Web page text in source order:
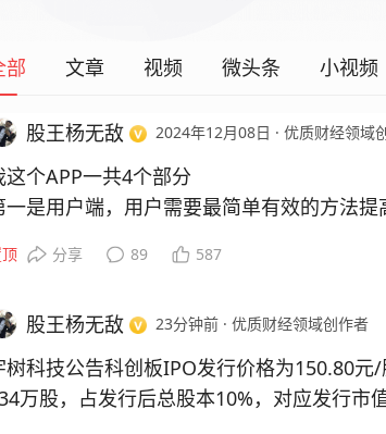
部 文章 视频 微头条 小视频
股王杨无敌 2024年12月08日 · 优质财经领域
这个APP一共4个部分
一是用户端，用户需要最简单有效的方法提
三是技术端，也就是APP的前端和后端的维护
某宝和某东举例，三种商业：C2C、B2C、多
需要融资2000万人民币，几句话就能讲完
计划书。生命本身是没有任何意义的，APP
分享 89 587
股王杨无敌 23分钟前 · 优质财经领域创作者
树科技公告科创板IPO发行价格为150.80元
万股，占发行后总股本10%，对应发行市